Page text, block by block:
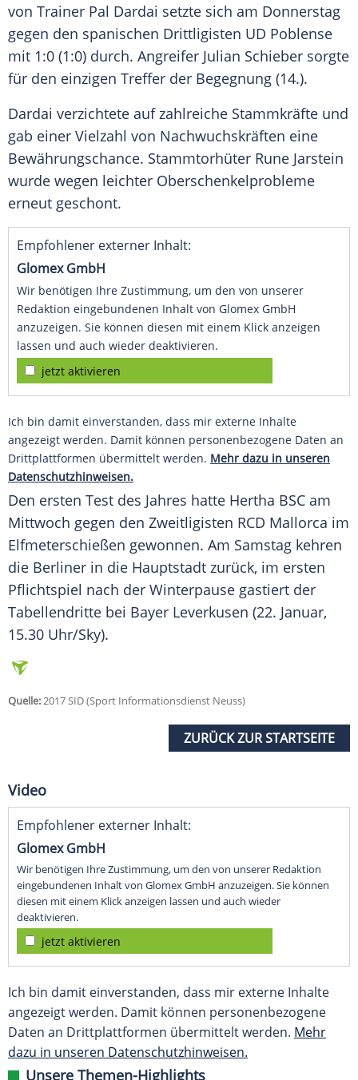
von Trainer Pal Dardai setzte sich am Donnerstag
gegen den spanischen Drittligisten UD Poblense
mit 1:0 (1:0) durch. Angreifer Julian Schieber sorgte
für den einzigen Treffer der Begegnung (14.).
Dardai verzichtete auf zahlreiche Stammkräfte und
gab einer Vielzahl von Nachwuchskräften eine
Bewährungschance. Stammtorhüter Rune Jarstein
wurde wegen leichter Oberschenkelprobleme
erneut geschont.
Empfohlener externer Inhalt:
Glomex GmbH
Wir benötigen Ihre Zustimmung, um den von unserer
Redaktion eingebundenen Inhalt von Glomex GmbH
anzuzeigen. Sie können diesen mit einem Klick anzeigen
lassen und auch wieder deaktivieren.
jetzt aktivieren
Ich bin damit einverstanden, dass mir externe Inhalte
angezeigt werden. Damit können personenbezogene Daten an
Drittplattformen übermittelt werden. Mehr dazu in unseren
Datenschutzhinweisen.
Den ersten Test des Jahres hatte Hertha BSC am
Mittwoch gegen den Zweitligisten RCD Mallorca im
Elfmeterschießen gewonnen. Am Samstag kehren
die Berliner in die Hauptstadt zurück, im ersten
Pflichtspiel nach der Winterpause gastiert der
Tabellendritte bei Bayer Leverkusen (22. Januar,
15.30 Uhr/Sky).
Quelle:2017 SID (Sport Informationsdienst Neuss)
ZURÜCK ZUR STARTSEITE
Video
Empfohlener externer Inhalt:
Glomex GmbH
Wir benötigen Ihre Zustimmung, um den von unserer Redaktion
eingebundenen Inhalt von Glomex GmbH anzuzeigen. Sie können
diesen mit einem Klick anzeigen lassen und auch wieder
deaktivieren.
jetzt aktivieren
Ich bin damit einverstanden, dass mir externe Inhalte
angezeigt werden. Damit können personenbezogene
Daten an Drittplattformen übermittelt werden. Mehr
dazu in unseren Datenschutzhinweisen.
Unsere Themen-Highlights